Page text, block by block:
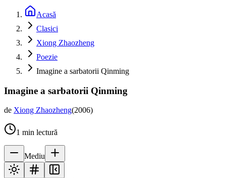
Acasă
Clasici
Xiong Zhaozheng
Poezie
Imagine a sarbatorii Qinming
Imagine a sarbatorii Qinming
de Xiong Zhaozheng(2006)
1 min lectură
Mediu